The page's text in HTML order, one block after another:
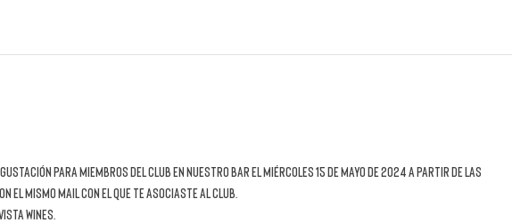
para miembros del Club en nuestro bar el miércoles 15 de mayo de 2024 a partir de las
el mismo mail con el que te asociaste al club.
Wines.